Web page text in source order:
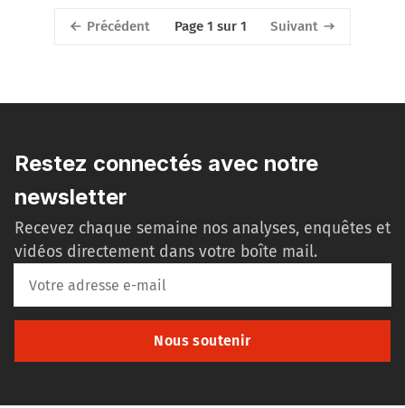
Précédent Page 1 sur 1 Suivant
Restez connectés avec notre
newsletter
Recevez chaque semaine nos analyses, enquêtes et
vidéos directement dans votre boîte mail.
Nous soutenir